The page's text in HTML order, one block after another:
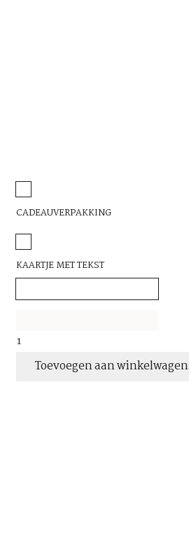
CADEAUVERPAKKING
KAARTJE MET TEKST
gabi
ketting
Toevoegen aan winkelwagen